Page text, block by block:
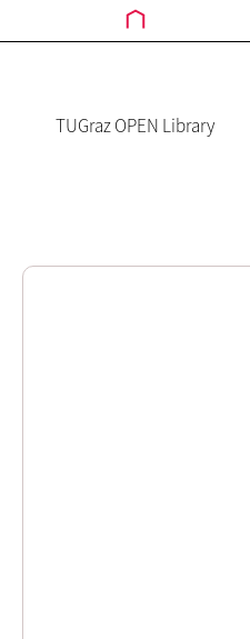
TUGraz OPEN Library